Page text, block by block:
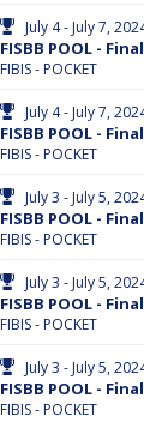
July 4 - July 7,
FISBB POOL -
FIBIS - POCKET
July 4 - July 7,
FISBB POOL -
FIBIS - POCKET
July 3 - July 5,
FISBB POOL -
FIBIS - POCKET
July 3 - July 5,
FISBB POOL -
FIBIS - POCKET
July 3 - July 5,
FISBB POOL -
FIBIS - POCKET